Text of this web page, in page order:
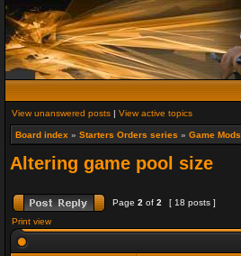
View unanswered posts | View active topics
Board index » Starters Orders series » Game Mods
Altering game pool size
Page 2 of 2
[ 18 posts ]
Print view